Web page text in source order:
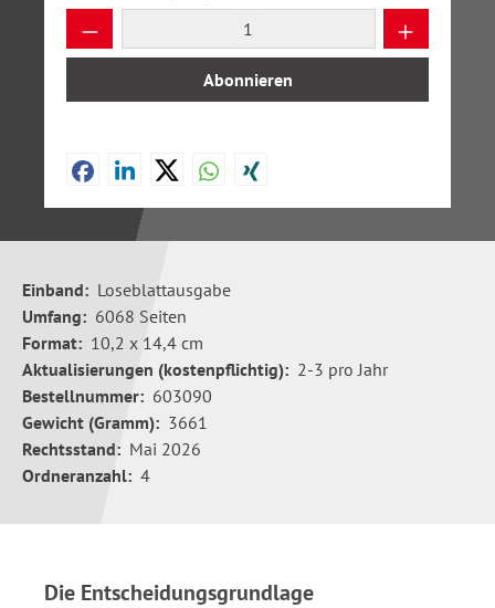
Produkt Anzahl: Gib den gewünschten
Abonnieren
Einband: Loseblattausgabe
Umfang: 6068 Seiten
Format: 10,2 x 14,4 cm
Aktualisierungen (kostenpflichtig): 2-3 pro Jahr
Bestellnummer: 603090
Gewicht (Gramm): 3661
Rechtsstand: Mai 2026
Ordneranzahl: 4
Die Entscheidungsgrundlage